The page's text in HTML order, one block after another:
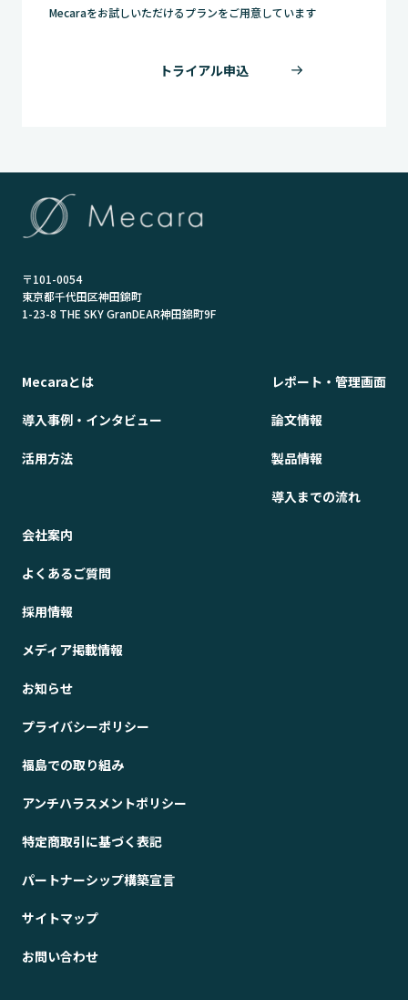
Mecaraをお試しいただけるプランをご用意しています
トライアル申込
〒101-0054
東京都千代田区神田錦町
1-23-8 THE SKY GranDEAR神田錦町9F
Mecaraとは
導入事例・インタビュー
活用方法
レポート・管理画面
論文情報
製品情報
導入までの流れ
会社案内
よくあるご質問
採用情報
メディア掲載情報
お知らせ
プライバシーポリシー
福島での取り組み
アンチハラスメントポリシー
特定商取引に基づく表記
パートナーシップ構築宣言
サイトマップ
お問い合わせ